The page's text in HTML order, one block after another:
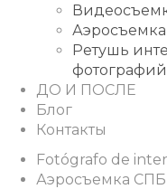
Аэросъемка
Ретушь
фотографий
ДО И ПОСЛЕ
Блог
Контакты
Fotógrafo de
Аэросъемка СПБ